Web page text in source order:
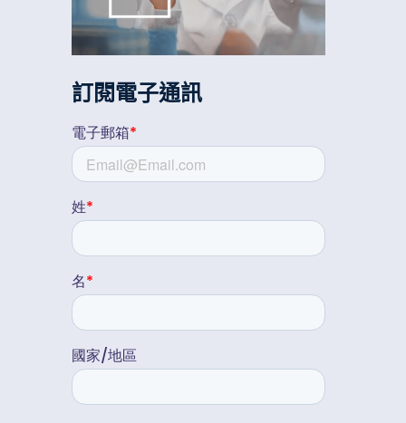
訂閱電子通訊